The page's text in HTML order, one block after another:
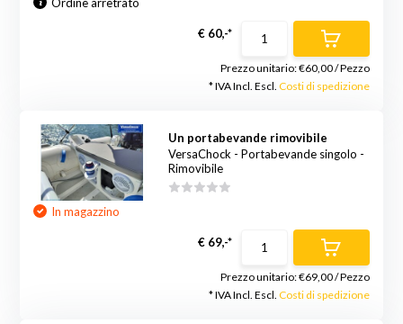
€ 60,-*
Prezzo unitario:€60,00/Pezzo
* IVA Incl. Escl. Costi di spedizione
Un portabevande rimovibile
VersaChock - Portabevande singolo -
Rimovibile
In magazzino
€ 69,-*
Prezzo unitario:€69,00/Pezzo
* IVA Incl. Escl. Costi di spedizione